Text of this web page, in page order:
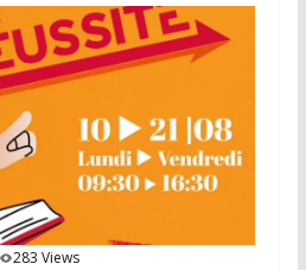
283 Views